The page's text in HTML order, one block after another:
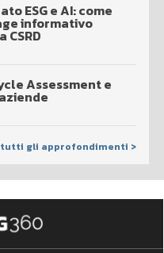
ESG e AI: come
informativo
Assessment e
gli approfondimenti >